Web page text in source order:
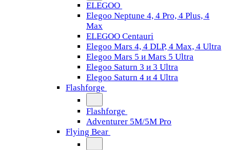
ELEGOO
Elegoo Neptune 4, 4 Pro, 4 Plus, 4
Max
ELEGOO Centauri
Elegoo Mars 4, 4 DLP, 4 Max, 4 Ultra
Elegoo Mars 5 и Mars 5 Ultra
Elegoo Saturn 3 и 3 Ultra
Elegoo Saturn 4 и 4 Ultra
Flashforge
Flashforge
Adventurer 5M/5M Pro
Flying Bear